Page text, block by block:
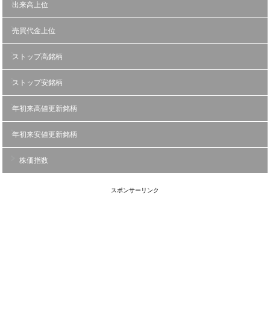
出来高上位
売買代金上位
ストップ高銘柄
ストップ安銘柄
年初来高値更新銘柄
年初来安値更新銘柄
株価指数
スポンサーリンク